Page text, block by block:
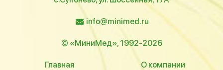
info@minimed.ru
© «МиниМед», 1992-2026
Главная О компании